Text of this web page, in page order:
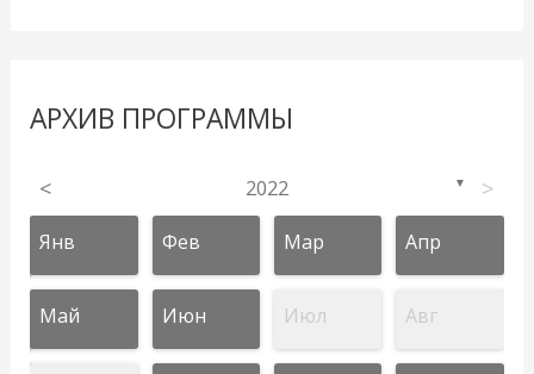
АРХИВ ПРОГРАММЫ
< 2022 ▼ >
Янв Фев Мар Апр
Май Июн Июл Авг